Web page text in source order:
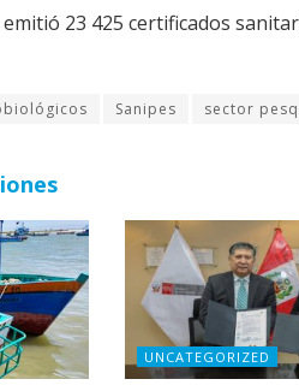
23 425 certificados
Sanipes sector
UNCATEGORIZED